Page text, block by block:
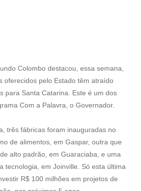
Colombo destacou, essa semana,
oferecidos pelo Estado têm atraído
para Santa Catarina. Este é um dos
Com a Palavra, o Governador.
três fábricas foram inauguradas no
de alimentos, em Gaspar, outra que
alto padrão, em Guaraciaba, e uma
tecnologia, em Joinville. Só esta última
R$ 100 milhões em projetos de